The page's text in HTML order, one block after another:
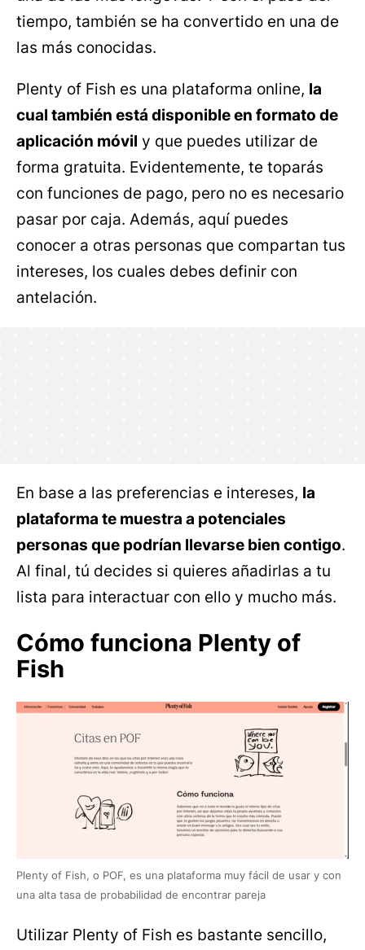
tiempo, también se ha convertido en una de
las más conocidas.
Plenty of Fish es una plataforma online, la
cual también está disponible en formato de
aplicación móvil y que puedes utilizar de
forma gratuita. Evidentemente, te toparás
con funciones de pago, pero no es necesario
pasar por caja. Además, aquí puedes
conocer a otras personas que compartan tus
intereses, los cuales debes definir con
antelación.
En base a las preferencias e intereses, la
plataforma te muestra a potenciales
personas que podrían llevarse bien contigo.
Al final, tú decides si quieres añadirlas a tu
lista para interactuar con ello y mucho más.
Cómo funciona Plenty of
Fish
Plenty of Fish, o POF, es una plataforma muy fácil de usar y con
una alta tasa de probabilidad de encontrar pareja
Utilizar Plenty of Fish es bastante sencillo,